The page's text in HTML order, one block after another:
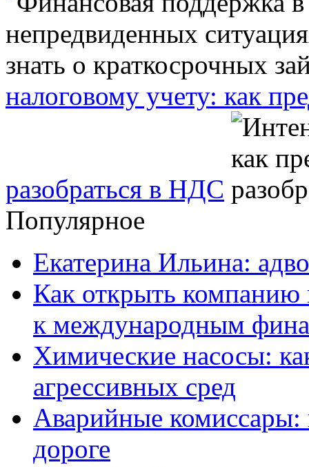
налоговому учету: как
разобраться в НДС
Популярное
Екатерина Ильина:
Как открыть компанию
к международным
Химические насосы:
агрессивных сред
Аварийные
дороге